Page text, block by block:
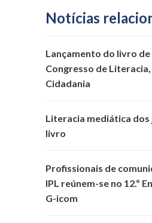
Notícias
Lançamento do livro de
Congresso de
Cidadania
Literacia mediática dos
livro
Profissionais de
IPL reúnem-se no 12.º
G-icom